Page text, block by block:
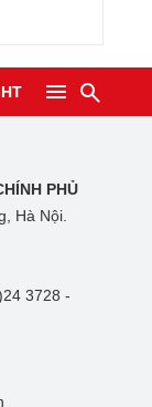
PHỦ
Hà Nội.
3728 -